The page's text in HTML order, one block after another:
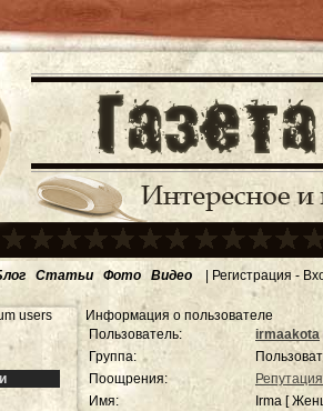
Статьи Фото Видео | Регистрация -
users
Информация о пользователе
Пользователь:
irmaakota
Группа:
Поощрения:
Имя:
Irma [